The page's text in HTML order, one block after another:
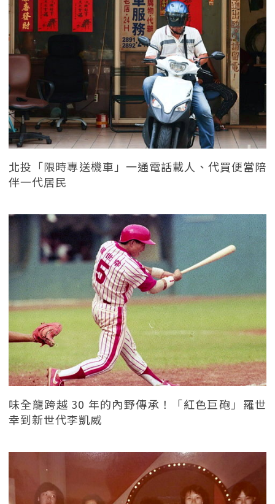
北投「限時專送機車」一通電話載人、代買便當陪
伴一代居民
味全龍跨越 30 年的內野傳承！「紅色巨砲」羅世
幸到新世代李凱威